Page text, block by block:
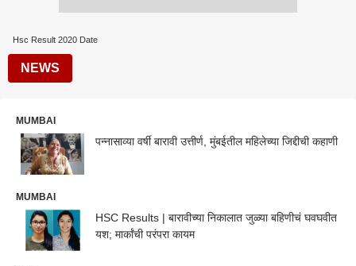
Hsc Result 2020 Date
NEWS
MUMBAI
पन्नासाव्या वर्षी बारावी उत्तीर्ण, मुंबईतील महिलेच्या जिद्दीची कहाणी
MUMBAI
HSC Results | बारावीच्या निकालात जुळ्या बहिणीचं घवघवीत
यश; मार्कांची परंपरा कायम